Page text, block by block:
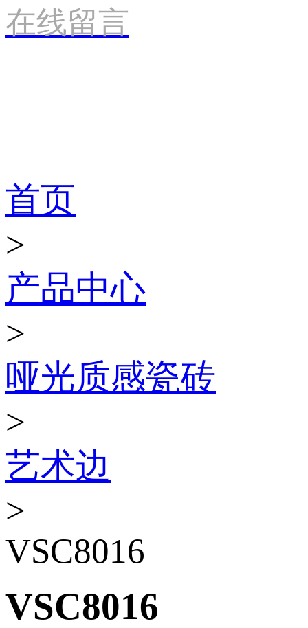
在线留言
首页
>
产品中心
>
哑光质感瓷砖
>
艺术边
>
VSC8016
VSC8016